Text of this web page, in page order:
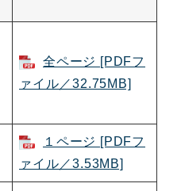
全ページ [PDFフ
ァイル／32.75MB]
１ページ [PDFフ
ァイル／3.53MB]